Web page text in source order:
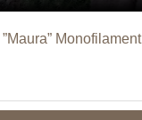
Monofilament